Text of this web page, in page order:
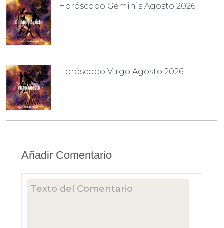
Horóscopo Géminis Agosto 2026
Horóscopo Virgo Agosto 2026
Añadir Comentario